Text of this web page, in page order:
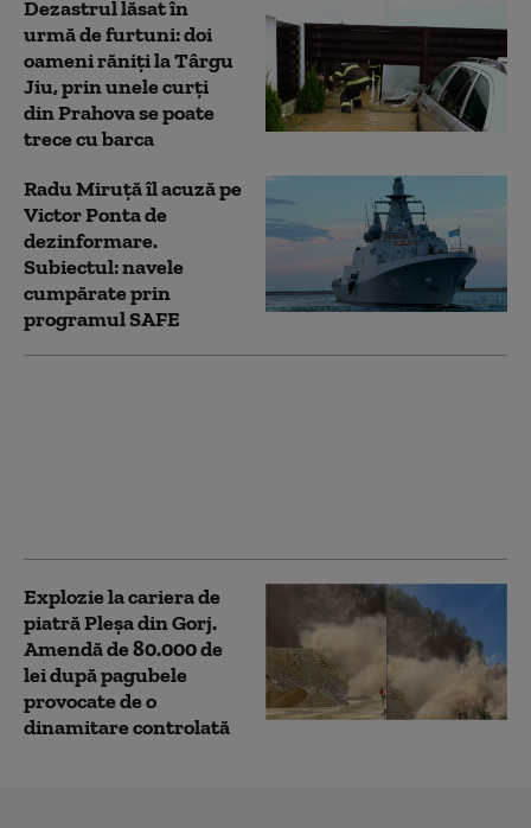
Dezastrul lăsat în
urmă de furtuni: doi
oameni răniți la Târgu
Jiu, prin unele curți
din Prahova se poate
trece cu barca
Radu Miruță îl acuză pe
Victor Ponta de
dezinformare.
Subiectul: navele
cumpărate prin
programul SAFE
Explozie la cariera de
piatră Pleșa din Gorj.
Amendă de 80.000 de
lei după pagubele
provocate de o
dinamitare controlată